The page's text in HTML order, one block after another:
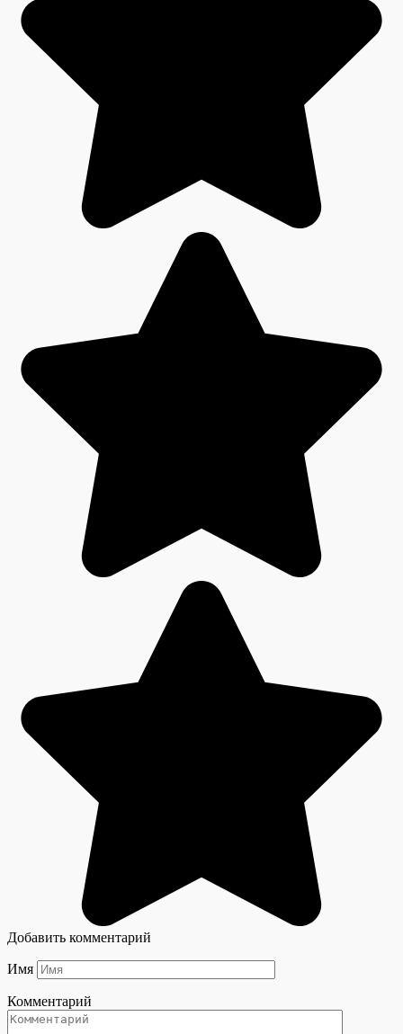
Добавить комментарий
Имя
Комментарий